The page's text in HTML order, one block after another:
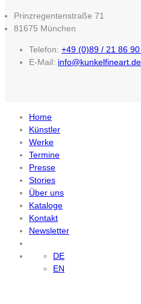
Prinzregentenstraße 71
81675 München
Telefon: +49 (0)89 / 21 86
E-Mail: info@kunkelfineart.de
Home
Künstler
Werke
Termine
Presse
Stories
Über uns
Kataloge
Kontakt
Newsletter
DE
EN